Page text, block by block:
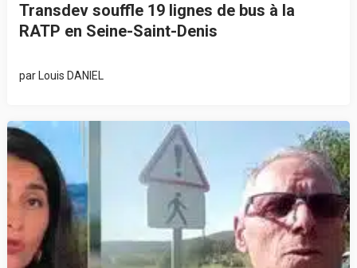
Transdev souffle 19 lignes de bus à la
RATP en Seine-Saint-Denis
par Louis DANIEL